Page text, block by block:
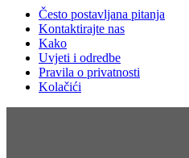
Često postavljana pitanja
Kontaktirajte nas
Kako
Uvjeti i odredbe
Pravila o privatnosti
Kolačići